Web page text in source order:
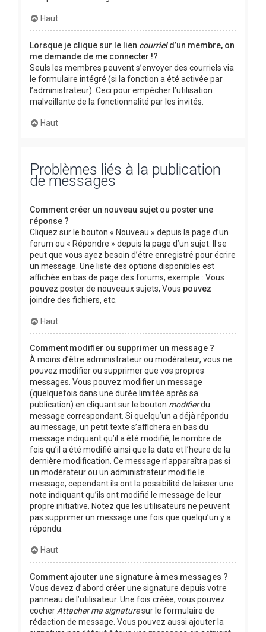
Haut
Lorsque je clique sur le lien courrield’un membre, on
me demande de me connecter !?
Seuls les membres peuvent s’envoyer des courriels via
le formulaire intégré (si la fonction a été activée par
l’administrateur). Ceci pour empêcher l’utilisation
malveillante de la fonctionnalité par les invités.
Haut
Problèmes liés à la publication
de messages
Comment créer un nouveau sujet ou poster une
réponse ?
Cliquez sur le bouton « Nouveau » depuis la page d’un
forum ou « Répondre » depuis la page d’un sujet. Il se
peut que vous ayez besoin d’être enregistré pour écrire
un message. Une liste des options disponibles est
affichée en bas de page des forums, exemple : Vous
pouvez poster de nouveaux sujets, Vous pouvez
joindre des fichiers, etc.
Haut
Comment modifier ou supprimer un message ?
À moins d’être administrateur ou modérateur, vous ne
pouvez modifier ou supprimer que vos propres
messages. Vous pouvez modifier un message
(quelquefois dans une durée limitée après sa
publication) en cliquant sur le bouton modifierdu
message correspondant. Si quelqu’un a déjà répondu
au message, un petit texte s’affichera en bas du
message indiquant qu’il a été modifié, le nombre de
fois qu’il a été modifié ainsi que la date et l’heure de la
dernière modification. Ce message n’apparaîtra pas si
un modérateur ou un administrateur modifie le
message, cependant ils ont la possibilité de laisser une
note indiquant qu’ils ont modifié le message de leur
propre initiative. Notez que les utilisateurs ne peuvent
pas supprimer un message une fois que quelqu’un y a
répondu.
Haut
Comment ajouter une signature à mes messages ?
Vous devez d’abord créer une signature depuis votre
panneau de l’utilisateur. Une fois créée, vous pouvez
cocher Attacher ma signaturesur le formulaire de
rédaction de message. Vous pouvez aussi ajouter la